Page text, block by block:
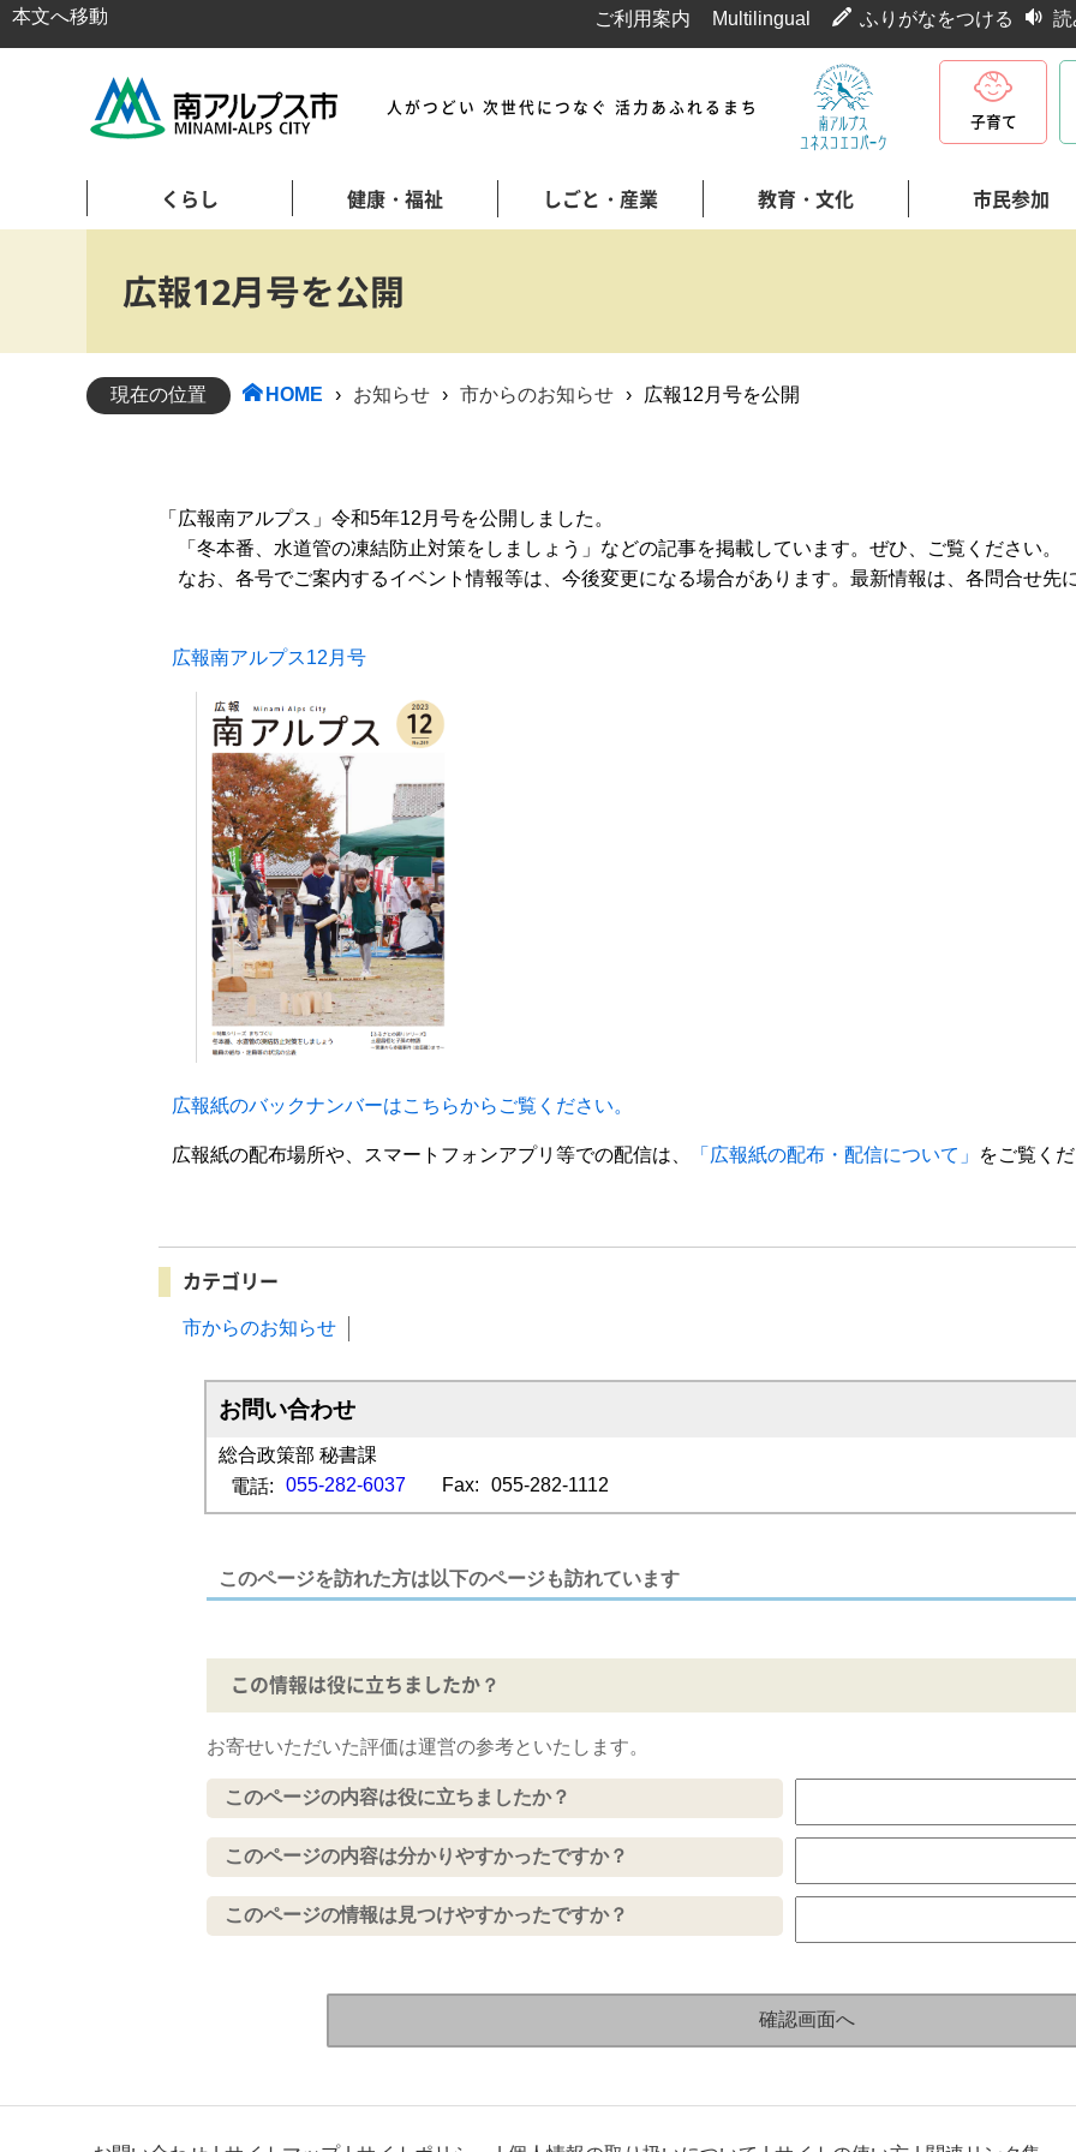
本文へ移動 ご利用案内 Multilingual ふりがなをつける 読
人がつどい 次世代につなぐ 活力あふれるまち
子育て
くらし 健康・福祉 しごと・産業 教育・文化 市民参加
広報12月号を公開
現在の位置 HOME › お知らせ › 市からのお知らせ › 広報12月号を公開
「広報南アルプス」令和5年12月号を公開しました。
「冬本番、水道管の凍結防止対策をしましょう」などの記事を掲載しています。ぜひ、ご覧ください。
なお、各号でご案内するイベント情報等は、今後変更になる場合があります。最新情報は、各問合せ先
広報南アルプス12月号
広報紙のバックナンバーはこちらからご覧ください。
広報紙の配布場所や、スマートフォンアプリ等での配信は、 「広報紙の配布・配信について」 をご覧く
カテゴリー
市からのお知らせ
お問い合わせ
総合政策部 秘書課
電話:
055-282-6037 Fax: 055-282-1112
このページを訪れた方は以下のページも訪れています
この情報は役に立ちましたか？
お寄せいただいた評価は運営の参考といたします。
このページの内容は役に立ちましたか？
このページの内容は分かりやすかったですか？
このページの情報は見つけやすかったですか？